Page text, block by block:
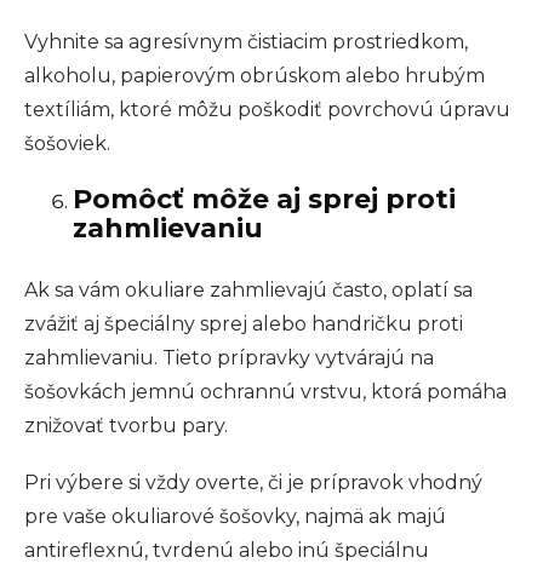
Vyhnite sa agresívnym čistiacim prostriedkom,
alkoholu, papierovým obrúskom alebo hrubým
textíliám, ktoré môžu poškodiť povrchovú úpravu
šošoviek.
Pomôcť môže aj sprej proti
zahmlievaniu
Ak sa vám okuliare zahmlievajú často, oplatí sa
zvážiť aj špeciálny sprej alebo handričku proti
zahmlievaniu. Tieto prípravky vytvárajú na
šošovkách jemnú ochrannú vrstvu, ktorá pomáha
znižovať tvorbu pary.
Pri výbere si vždy overte, či je prípravok vhodný
pre vaše okuliarové šošovky, najmä ak majú
antireflexnú, tvrdenú alebo inú špeciálnu